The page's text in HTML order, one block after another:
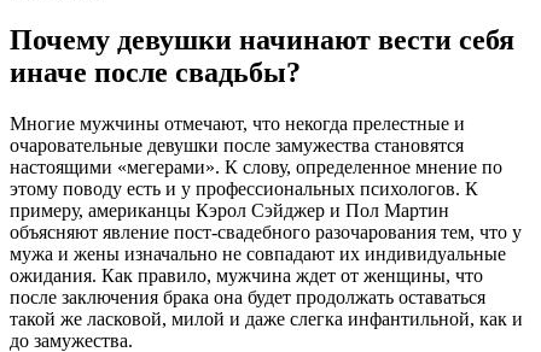
Почему девушки начинают вести себя
иначе после свадьбы?
Многие мужчины отмечают, что некогда прелестные и
очаровательные девушки после замужества становятся
настоящими «мегерами». К слову, определенное мнение по
этому поводу есть и у профессиональных психологов. К
примеру, американцы Кэрол Сэйджер и Пол Мартин
объясняют явление пост-свадебного разочарования тем, что у
мужа и жены изначально не совпадают их индивидуальные
ожидания. Как правило, мужчина ждет от женщины, что
после заключения брака она будет продолжать оставаться
такой же ласковой, милой и даже слегка инфантильной, как и
до замужества.